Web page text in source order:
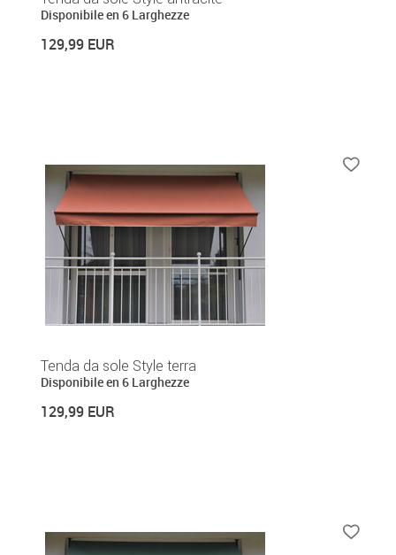
Disponibile en 6 Larghezze
129,99 EUR
Tenda da sole Style terra
Disponibile en 6 Larghezze
129,99 EUR